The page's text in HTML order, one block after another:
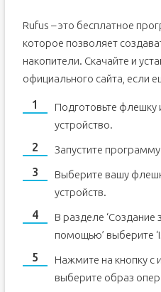
Rufus – это бесплатное
которое позволяет
накопители. Скачайте и
официального сайта, если
Подготовьте флешку
устройство.
Запустите
Выберите вашу
устройств.
В разделе ‘Создание
помощью’ выберите
Нажмите на кнопку с
выберите образ